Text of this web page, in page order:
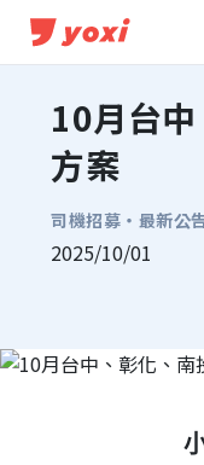
10月台
方案
司機招募・ 最新公
2025/10/01